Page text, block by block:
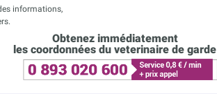
informations,
Obtenez immédiatement
les coordonnées du veterinaire de garde